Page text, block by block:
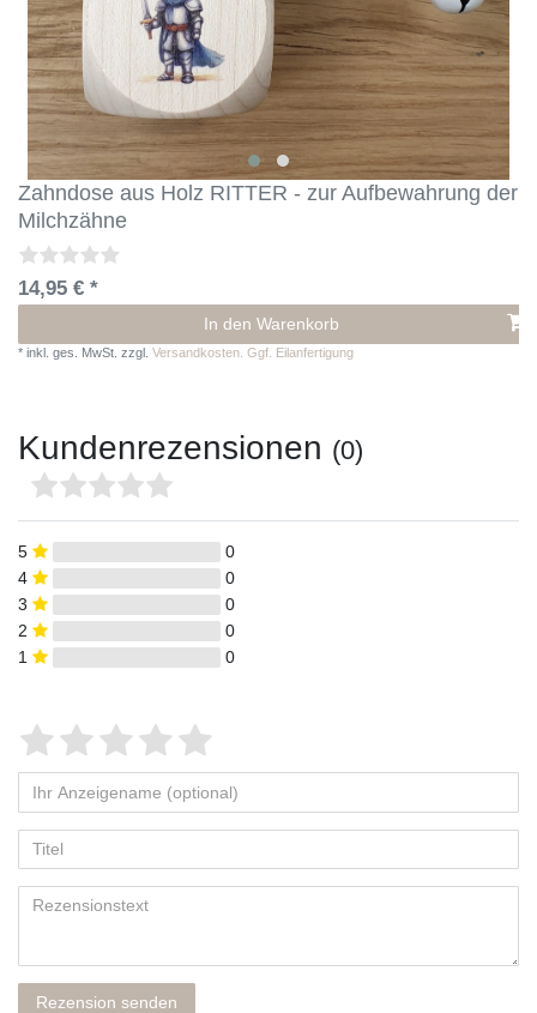
Zahndose aus Holz RITTER - zur Aufbewahrung der
Milchzähne
14,95 € *
In den Warenkorb
* inkl. ges. MwSt. zzgl. Versandkosten. Ggf. Eilanfertigung
Kundenrezensionen (0)
5
0
4
0
3
0
2
0
1
0
Rezension senden